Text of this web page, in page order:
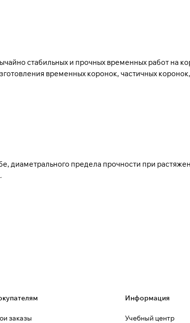
стабильных и прочных временных работ на
временных коронок, частичных
диаметрального предела прочности при
заказы
Информация
Учебный центр